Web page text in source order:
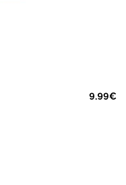
9.99€